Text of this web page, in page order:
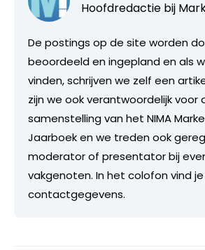
Hoofdredactie bij
De postings op de site worden
beoordeeld en ingepland en als
vinden, schrijven we zelf een
zijn we ook verantwoordelijk voor
samenstelling van het NIMA
Jaarboek en we treden ook
moderator of presentator bij
vakgenoten. In het colofon vind
contactgegevens.